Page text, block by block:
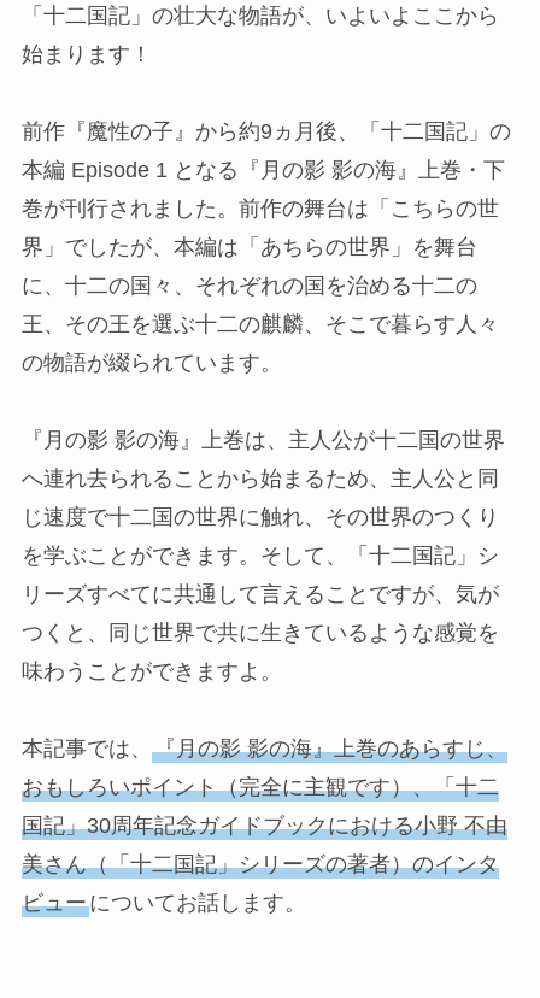
「十二国記」の壮大な物語が、いよいよここから
始まります！
前作『魔性の子』から約9ヵ月後、「十二国記」の
本編 Episode 1 となる『月の影 影の海』上巻・下
巻が刊行されました。前作の舞台は「こちらの世
界」でしたが、本編は「あちらの世界」を舞台
に、十二の国々、それぞれの国を治める十二の
王、その王を選ぶ十二の麒麟、そこで暮らす人々
の物語が綴られています。
『月の影 影の海』上巻は、主人公が十二国の世界
へ連れ去られることから始まるため、主人公と同
じ速度で十二国の世界に触れ、その世界のつくり
を学ぶことができます。そして、「十二国記」シ
リーズすべてに共通して言えることですが、気が
つくと、同じ世界で共に生きているような感覚を
味わうことができますよ。
本記事では、 『月の影 影の海』上巻のあらすじ、
おもしろいポイント（完全に主観です）、「十二
国記」30周年記念ガイドブックにおける小野 不由
美さん（「十二国記」シリーズの著者）のインタ
ビューについてお話します。